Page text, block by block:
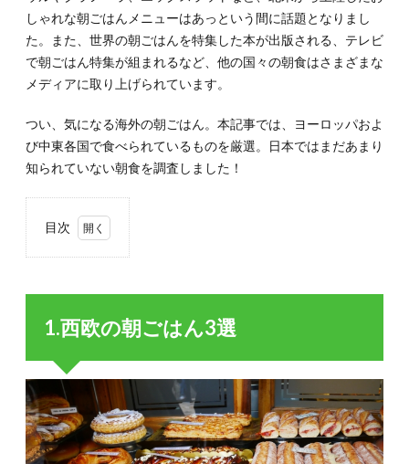
しゃれな朝ごはんメニューはあっという間に話題となりまし
た。また、世界の朝ごはんを特集した本が出版される、テレビ
で朝ごはん特集が組まれるなど、他の国々の朝食はさまざまな
メディアに取り上げられています。
つい、気になる海外の朝ごはん。本記事では、ヨーロッパおよ
び中東各国で食べられているものを厳選。日本ではまだあまり
知られていない朝食を調査しました！
目次
1.
欧の
はん
3選
1-1.地
域によ
って独
自の朝
ごはん
1.西欧の朝ごはん3選